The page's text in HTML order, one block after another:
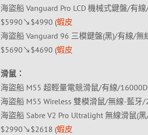
海盜船 Vanguard Pro LCD 機械式鍵盤/有
$5990↘$4990 (蝦皮
海盜船 Vanguard 96 三模鍵盤(黑)/有線/
$5690↘$4690 (蝦皮
滑鼠：
海盜船 M55 超輕量電競滑鼠/有線/
海盜船 M55 Wireless 雙模滑鼠/無線-藍
海盜船 Sabre V2 Pro Ultralight 無線滑鼠(
$2990↘$2618 (蝦皮